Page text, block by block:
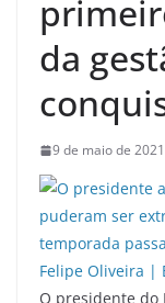
da
9 de maio de 2021
O presidente do